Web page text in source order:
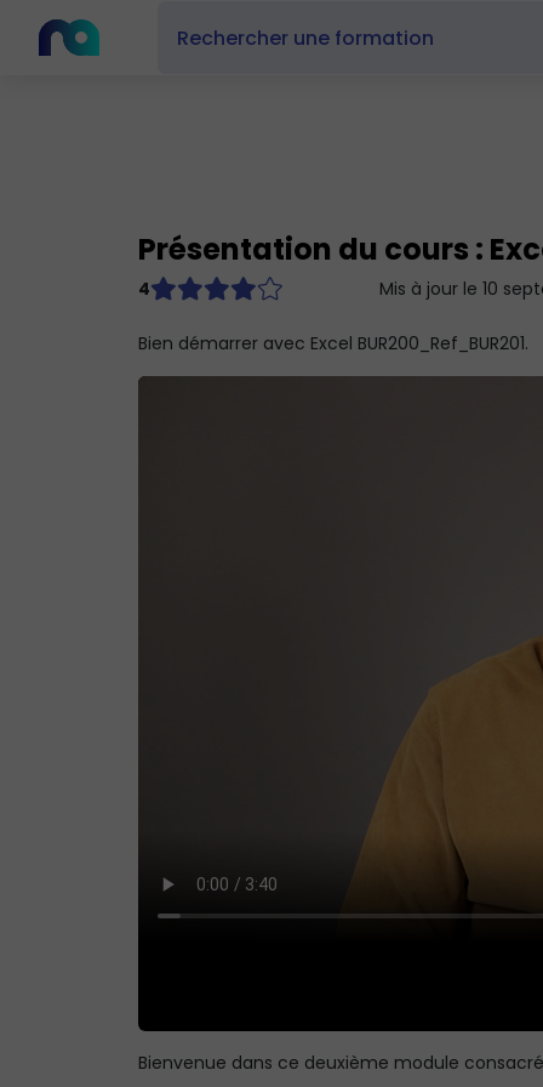
Présentation du cours :
4 Mis à jour le 10
Bien démarrer avec Excel BUR200_Ref_BUR201.
Bienvenue dans ce deuxième module